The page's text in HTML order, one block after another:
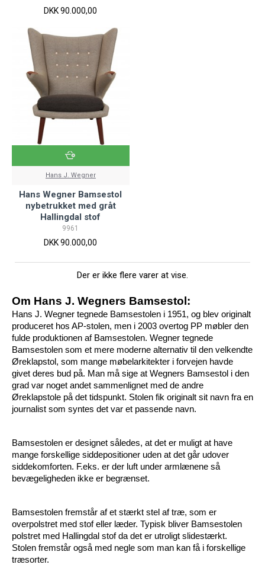
DKK 90.000,00
Hans J. Wegner
Hans Wegner Bamsestol
nybetrukket med gråt
Hallingdal stof
9961
DKK 90.000,00
Der er ikke flere varer at vise.
Om Hans J. Wegners Bamsestol:
Hans J. Wegner tegnede Bamsestolen i 1951, og blev originalt
produceret hos AP-stolen, men i 2003 overtog PP møbler den
fulde produktionen af Bamsestolen. Wegner tegnede
Bamsestolen som et mere moderne alternativ til den velkendte
Øreklapstol, som mange møbelarkitekter i forvejen havde
givet deres bud på. Man må sige at Wegners Bamsestol i den
grad var noget andet sammenlignet med de andre
Øreklapstole på det tidspunkt. Stolen fik originalt sit navn fra en
journalist som syntes det var et passende navn.
Bamsestolen er designet således, at det er muligt at have
mange forskellige siddepositioner uden at det går udover
siddekomforten. F.eks. er der luft under armlænene så
bevægeligheden ikke er begrænset.
Bamsestolen fremstår af et stærkt stel af træ, som er
overpolstret med stof eller læder. Typisk bliver Bamsestolen
polstret med Hallingdal stof da det er utroligt slidestærkt.
Stolen fremstår også med negle som man kan få i forskellige
træsorter.